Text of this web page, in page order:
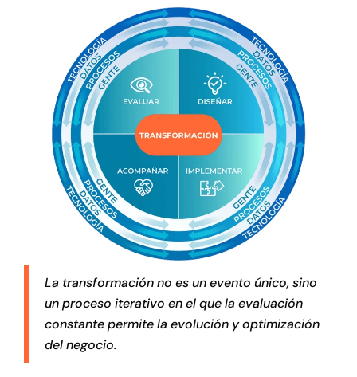
La transformación no es un evento único, sino
un proceso iterativo en el que la evaluación
constante permite la evolución y optimización
del negocio.